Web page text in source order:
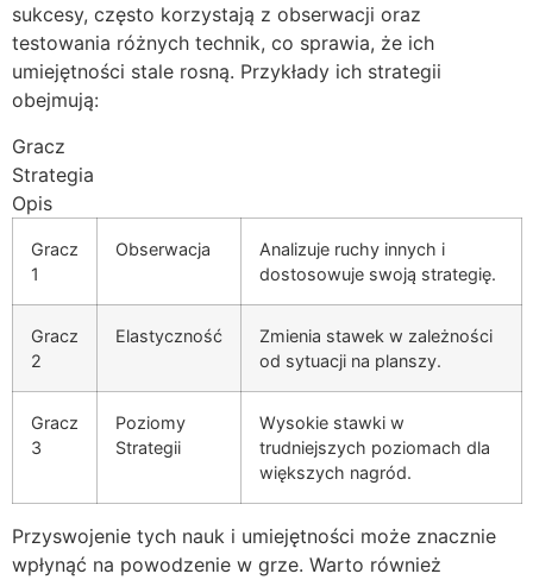
sukcesy, często korzystają z obserwacji oraz
testowania różnych technik, co sprawia, że ich
umiejętności stale rosną. Przykłady ich strategii
obejmują:
Gracz
Strategia
Opis
Gracz
1
Obserwacja
Analizuje ruchy innych i
dostosowuje swoją strategię.
Gracz
2
Elastyczność
Zmienia stawek w zależności
od sytuacji na planszy.
Gracz
3
Poziomy
Strategii
Wysokie stawki w
trudniejszych poziomach dla
większych nagród.
Przyswojenie tych nauk i umiejętności może znacznie
wpłynąć na powodzenie w grze. Warto również